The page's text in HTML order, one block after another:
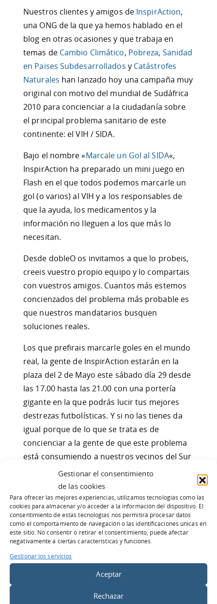
Gestionar el consentimiento
de las cookies
Para ofrecer las mejores experiencias, utilizamos tecnologías como las
cookies para almacenar y/o acceder a la información del dispositivo. El
consentimiento de estas tecnologías nos permitirá procesar datos
como el comportamiento de navegación o las identificaciones únicas en
este sitio. No consentir o retirar el consentimiento, puede afectar
negativamente a ciertas características y funciones.
Gestionar los servicios
Aceptar
Rechazar
Nuestros clientes y amigos de InspirAction,
una ONG de la que ya hemos hablado en el
blog en otras ocasiones y que trabaja en
temas de Cambio Climático, Pobreza, Sanidad
en Paises Subdesarrollados y Catástrofes
Naturales han lanzado hoy una campaña muy
original con motivo del mundial de Sudáfrica
2010 para concienciar a la ciudadanía sobre
el principal problema sanitario de este
continente: el VIH / SIDA.
Bajo el nombre «Marcale un Gol al SIDA«,
InspirAction ha preparado un mini juego en
Flash en el que todos podemos marcarle un
gol (o varios) al VIH y a los responsables de
que la ayuda, los medicamentos y la
información no lleguen a los que más lo
necesitan.
Desde dobleO os invitamos a que lo probeis,
creeis vuestro propio equipo y lo compartais
con vuestros amigos. Cuantos más estemos
concienzados del problema más probable es
que nuestros mandatarios busquen
soluciones reales.
Los que prefirais marcarle goles en el mundo
real, la gente de InspirAction estarán en la
plaza del 2 de Mayo este sábado día 29 desde
las 17.00 hasta las 21.00 con una portería
gigante en la que podrás lucir tus mejores
destrezas futbolísticas. Y si no las tienes da
igual porque de lo que se trata es de
concienciar a la gente de que este problema
está consumiendo a nuestros vecinos del Sur
y que ya es hora de que hagamos algo para
solucionarlo.
Compartir:
Un comentario sobre “Marcale un Gol al